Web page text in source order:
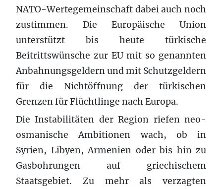
NATO-Wertegemeinschaft dabei auch noch
zustimmen. Die Europäische Union
unterstützt bis heute türkische
Beitrittswünsche zur EU mit so genannten
Anbahnungsgeldern und mit Schutzgeldern
für die Nichtöffnung der türkischen
Grenzen für Flüchtlinge nach Europa.
Die Instabilitäten der Region riefen neo-
osmanische Ambitionen wach, ob in
Syrien, Libyen, Armenien oder bis hin zu
Gasbohrungen auf griechischem
Staatsgebiet. Zu mehr als verzagten